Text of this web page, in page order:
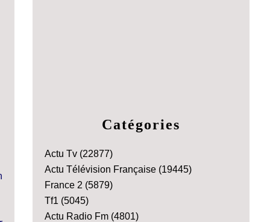
Catégories
Actu Tv (22877)
Actu Télévision Française (19445)
France 2 (5879)
Tf1 (5045)
Actu Radio Fm (4801)